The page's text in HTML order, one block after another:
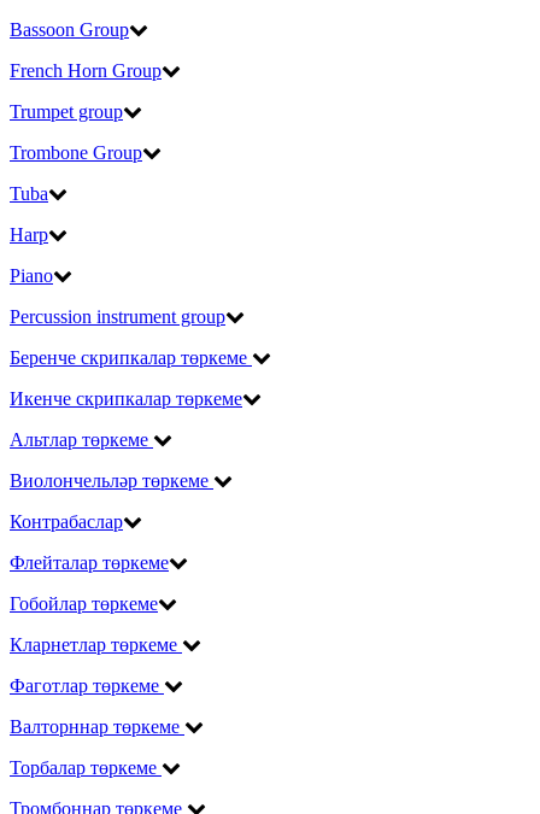
Bassoon Group
French Horn Group
Trumpet group
Trombone Group
Tuba
Harp
Piano
Percussion instrument group
Беренче скрипкалар төркеме
Икенче скрипкалар төркеме
Альтлар төркеме
Виолончельләр төркеме
Контрабаслар
Флейталар төркеме
Гобойлар төркеме
Кларнетлар төркеме
Фаготлар төркеме
Валторннар төркеме
Торбалар төркеме
Тромбоннар төркеме